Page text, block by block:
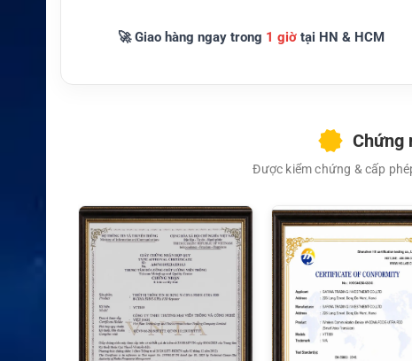
🚀 Giao hàng ngay trong 1 giờtại HN & HCM
Chứng
Được kiểm chứng & cấp
XEM CHI TIẾT